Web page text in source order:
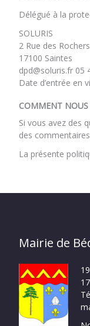
Délégué à la
SOLURIS
2 Rue des Rochers
17100 Saintes
dpd@soluris.fr 05
Date d’entrée en
COMMENT
Si vous avez des
des
La présente
Mairie de